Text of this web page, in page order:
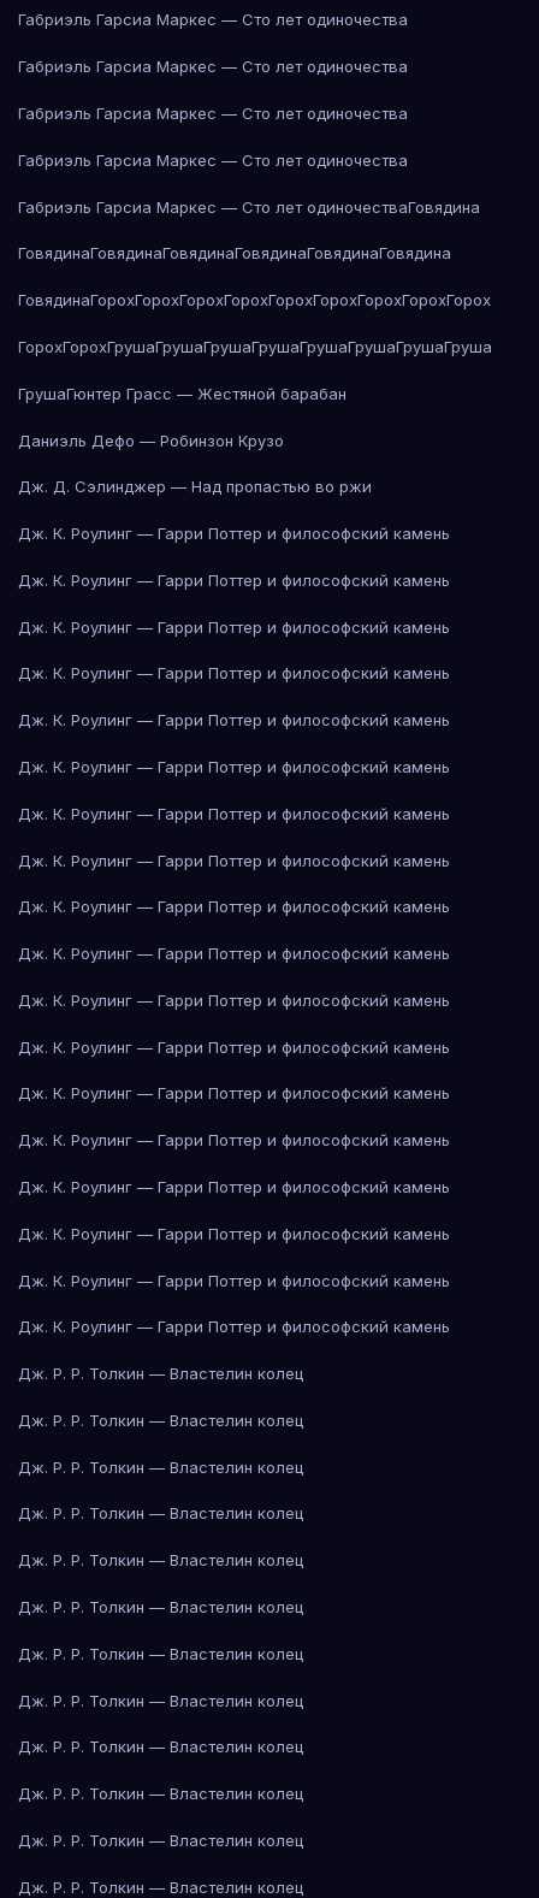
Габриэль Гарсиа Маркес — Сто лет одиночества
Габриэль Гарсиа Маркес — Сто лет одиночества
Габриэль Гарсиа Маркес — Сто лет одиночества
Габриэль Гарсиа Маркес — Сто лет одиночества
Габриэль Гарсиа Маркес — Сто лет одиночестваГовядина
ГовядинаГовядинаГовядинаГовядинаГовядинаГовядина
ГовядинаГорохГорохГорохГорохГорохГорохГорохГорохГорох
ГорохГорохГрушаГрушаГрушаГрушаГрушаГрушаГрушаГруша
ГрушаГюнтер Грасс — Жестяной барабан
Даниэль Дефо — Робинзон Крузо
Дж. Д. Сэлинджер — Над пропастью во ржи
Дж. К. Роулинг — Гарри Поттер и философский камень
Дж. К. Роулинг — Гарри Поттер и философский камень
Дж. К. Роулинг — Гарри Поттер и философский камень
Дж. К. Роулинг — Гарри Поттер и философский камень
Дж. К. Роулинг — Гарри Поттер и философский камень
Дж. К. Роулинг — Гарри Поттер и философский камень
Дж. К. Роулинг — Гарри Поттер и философский камень
Дж. К. Роулинг — Гарри Поттер и философский камень
Дж. К. Роулинг — Гарри Поттер и философский камень
Дж. К. Роулинг — Гарри Поттер и философский камень
Дж. К. Роулинг — Гарри Поттер и философский камень
Дж. К. Роулинг — Гарри Поттер и философский камень
Дж. К. Роулинг — Гарри Поттер и философский камень
Дж. К. Роулинг — Гарри Поттер и философский камень
Дж. К. Роулинг — Гарри Поттер и философский камень
Дж. К. Роулинг — Гарри Поттер и философский камень
Дж. К. Роулинг — Гарри Поттер и философский камень
Дж. К. Роулинг — Гарри Поттер и философский камень
Дж. Р. Р. Толкин — Властелин колец
Дж. Р. Р. Толкин — Властелин колец
Дж. Р. Р. Толкин — Властелин колец
Дж. Р. Р. Толкин — Властелин колец
Дж. Р. Р. Толкин — Властелин колец
Дж. Р. Р. Толкин — Властелин колец
Дж. Р. Р. Толкин — Властелин колец
Дж. Р. Р. Толкин — Властелин колец
Дж. Р. Р. Толкин — Властелин колец
Дж. Р. Р. Толкин — Властелин колец
Дж. Р. Р. Толкин — Властелин колец
Дж. Р. Р. Толкин — Властелин колец